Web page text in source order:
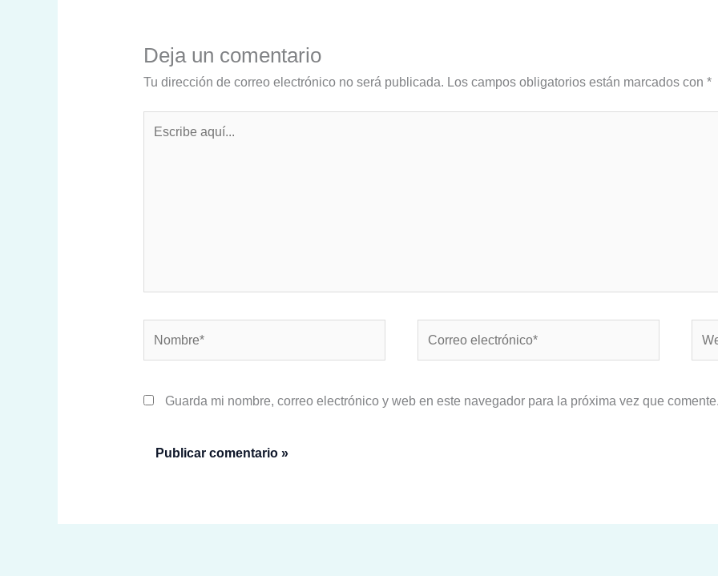
Deja un comentario
Tu dirección de correo electrónico no será publicada. Los campos obligatorios están marcados con *
aquí...
electrónico*
Guarda mi nombre, correo electrónico y web en este navegador para la próxima vez que